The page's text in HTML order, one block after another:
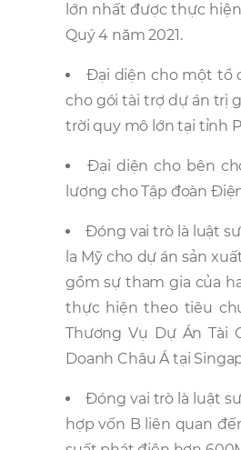
lớn nhất được thực
Quý 4 năm 2021.
Đại diện cho một tổ
cho gói tài trợ dự án trị
trời quy mô lớn tại tỉnh
Đại diện cho bên
lượng cho Tập đoàn
Đóng vai trò là luật
la Mỹ cho dự án sản
gồm sự tham gia của
thực hiện theo tiêu
Thương Vụ Dự Án Tài
Doanh Châu Á tại
Đóng vai trò là luật
hợp vốn B liên quan